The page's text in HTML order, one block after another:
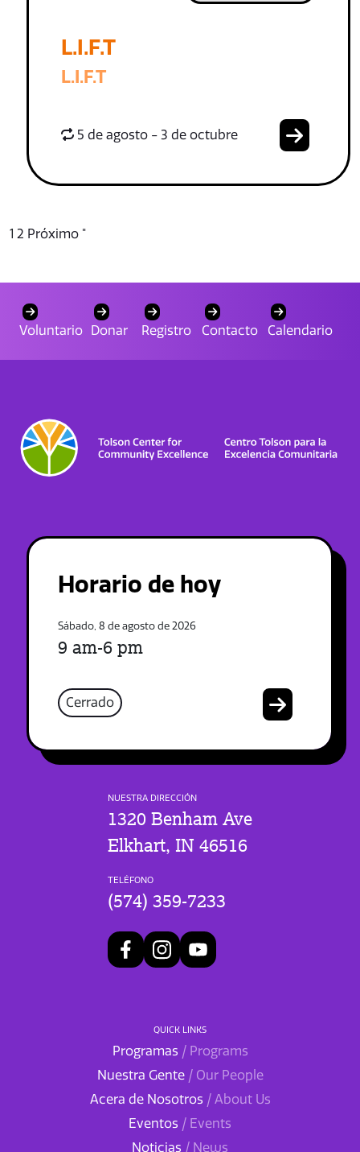
L.I.F.T
L.I.F.T
5 de agosto - 3 de octubre
1 2 Próximo "
Voluntario Donar Registro Contacto Calendario
Horario de hoy
Sábado, 8 de agosto de 2026
9 am-6 pm
Cerrado
NUESTRA DIRECCIÓN
1320 Benham Ave
Elkhart, IN 46516
TELÉFONO
(574) 359-7233
QUICK LINKS
Programas / Programs
Nuestra Gente / Our People
Acera de Nosotros / About Us
Eventos / Events
Noticias / News